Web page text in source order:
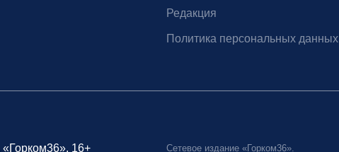
Редакция
Политика персональных данных
16+ Сетевое издание «Горком36».